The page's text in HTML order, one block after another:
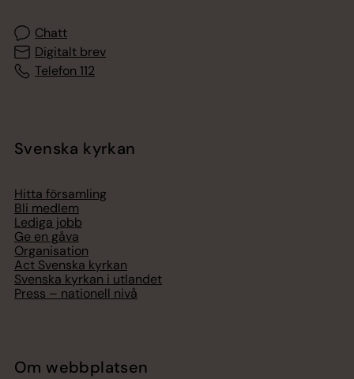
Chatt
Digitalt brev
Telefon 112
Svenska kyrkan
Hitta församling
Bli medlem
Lediga jobb
Ge en gåva
Organisation
Act Svenska kyrkan
Svenska kyrkan i utlandet
Press – nationell nivå
Om webbplatsen